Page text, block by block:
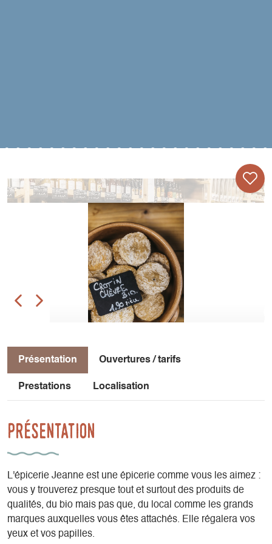
Présentation Ouvertures / tarifs
Prestations Localisation
Présentation
L'épicerie Jeanne est une épicerie comme vous les aimez :
vous y trouverez presque tout et surtout des produits de
qualités, du bio mais pas que, du local comme les grands
marques auxquelles vous êtes attachés. Elle régalera vos
yeux et vos papilles.